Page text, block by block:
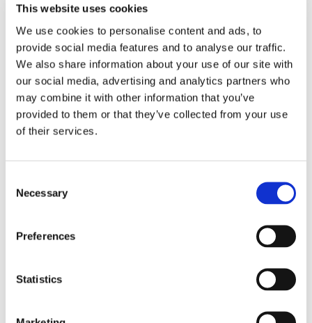
This website uses cookies
We use cookies to personalise content and ads, to
provide social media features and to analyse our traffic.
We also share information about your use of our site with
our social media, advertising and analytics partners who
may combine it with other information that you’ve
provided to them or that they’ve collected from your use
of their services.
Selection
Necessary
Preferences
Statistics
l'annonce précise se place en tête de liste dès sa
publication.
Foire aux questions
Que prouve la cité des Fleurs à ceux qui vivent à plusieurs
pendant près de deux siècles. Un appartement en
colocation gagne à s'en inspirer : mieux vaut cinq principes
charte fait la durée.
Batignolles, Épinettes, plaine Monceau : trois budgets ?
les Batignolles tiennent le milieu avec square, halles et